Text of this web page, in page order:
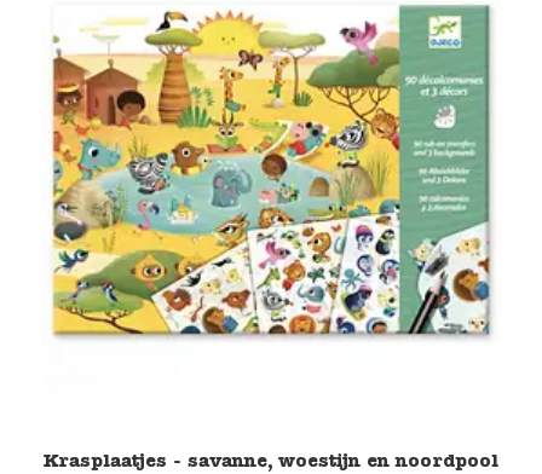
Krasplaatjes - savanne, woestijn en noordpool